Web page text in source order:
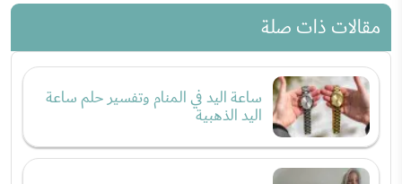
مقالات ذات صلة
ساعة اليد في المنام وتفسير حلم ساعة
اليد الذهبية